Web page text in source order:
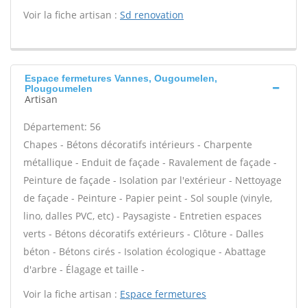
Voir la fiche artisan : Sd renovation
Espace fermetures Vannes, Ougoumelen,
Plougoumelen
Artisan
Département: 56
Chapes - Bétons décoratifs intérieurs - Charpente
métallique - Enduit de façade - Ravalement de façade -
Peinture de façade - Isolation par l'extérieur - Nettoyage
de façade - Peinture - Papier peint - Sol souple (vinyle,
lino, dalles PVC, etc) - Paysagiste - Entretien espaces
verts - Bétons décoratifs extérieurs - Clôture - Dalles
béton - Bétons cirés - Isolation écologique - Abattage
d'arbre - Élagage et taille -
Voir la fiche artisan : Espace fermetures